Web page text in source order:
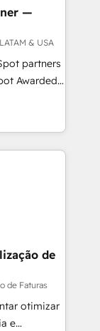
-
you
—
& USA
partners
Awarded
U.S.,
with
largest
across
across all
RD
for
paid
de
de Faturas
otimizar
e